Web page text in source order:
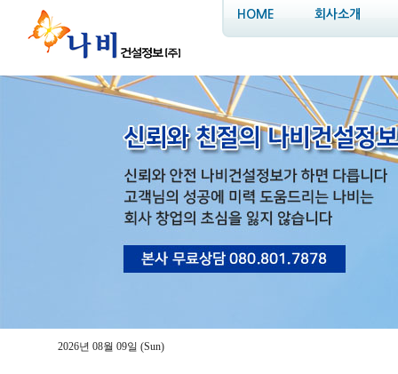
HOME 회사소개
2026년 08월 09일 (Sun)